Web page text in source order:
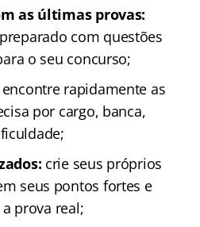
as últimas provas:
com questões
o seu concurso;
encontre rapidamente as
por cargo, banca,
crie seus próprios
seus pontos fortes e
prova real;